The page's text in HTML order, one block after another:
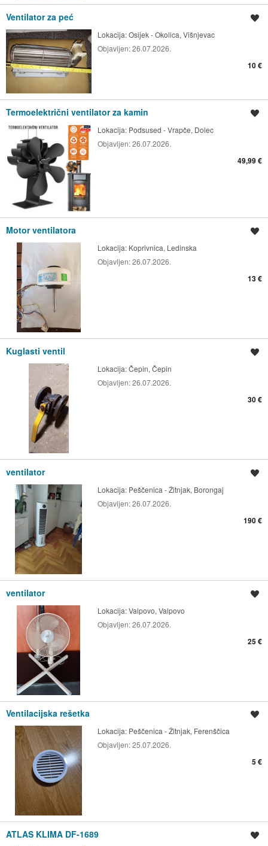
Ventilator za peć
Lokacija:Osijek - Okolica, Višnjevac
Objavljen:26.07.2026.
10 €
Termoelektrični ventilator za kamin
Lokacija: Podsused - Vrapče, Dolec
Objavljen:26.07.2026.
49,99 €
Motor ventilatora
Lokacija: Koprivnica, Ledinska
Objavljen:26.07.2026.
13 €
Kuglasti ventil
Lokacija:Čepin, Čepin
Objavljen:26.07.2026.
30 €
ventilator
Lokacija: Peščenica - Žitnjak, Borongaj
Objavljen:26.07.2026.
190 €
ventilator
Lokacija:Valpovo, Valpovo
Objavljen:26.07.2026.
25 €
Ventilacijska rešetka
Lokacija: Peščenica - Žitnjak, Ferenščica
Objavljen:25.07.2026.
5 €
ATLAS KLIMA DF-1689